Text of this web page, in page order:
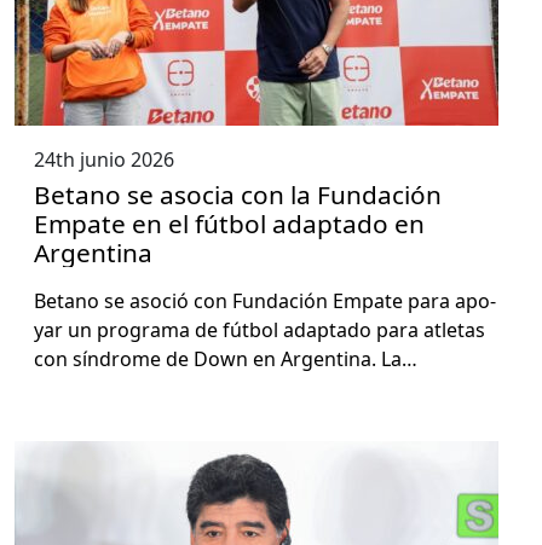
24th junio 2026
Betano se asocia con la Fundación
Empate en el fútbol adaptado en
Argentina
Betano se aso­ció con Fun­dación Empate para apo­
yar un pro­gra­ma de fút­bol adap­ta­do para atle­tas
con sín­drome de Down en Argenti­na. La…